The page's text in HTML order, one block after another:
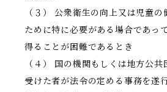
（３） 公衆衛生の向上又は児童
ために特に必要がある場合であっ
得ることが困難であるとき
（４） 国の機関もしくは地方公
受けた者が法令の定める事務を遂